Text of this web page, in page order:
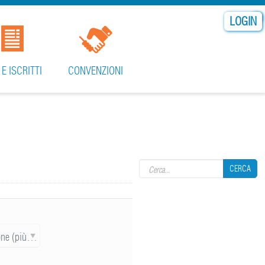
LOGIN
CERCA
ISCRITTI CONVENZIONI
Data di pubblicazione (più recente)